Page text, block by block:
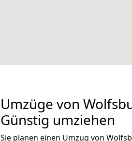
Umzüge von
Günstig umziehen
Sie planen einen Umzug von